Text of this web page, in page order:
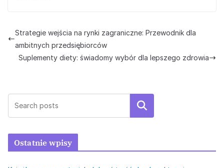
Strategie wejścia na rynki zagraniczne: Przewodnik dla
ambitnych przedsiębiorców
Suplementy diety: świadomy wybór dla lepszego zdrowia
Szukaj
Ostatnie wpisy